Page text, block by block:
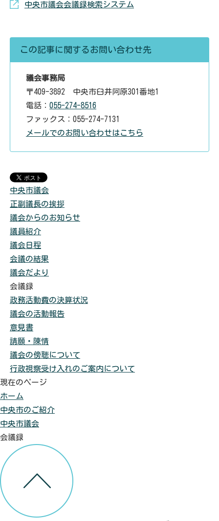
中央市議会会議録検索システム
この記事に関するお問い合わせ先
議会事務局
〒409-3892 中央市臼井阿原301番地1
電話： 055-274-8516
ファックス：055-274-7131
メールでのお問い合わせはこちら
中央市議会
正副議長の挨拶
議会からのお知らせ
議員紹介
議会日程
会議の結果
議会だより
会議録
政務活動費の決算状況
議会の活動報告
意見書
請願・陳情
議会の傍聴について
行政視察受け入れのご案内について
現在のページ
ホーム
中央市のご紹介
中央市議会
会議録